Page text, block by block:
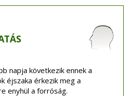
napja következik ennek a
éjszaka érkezik meg a
enyhül a forróság.